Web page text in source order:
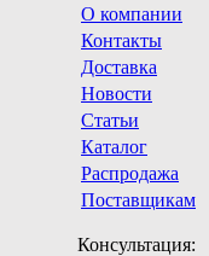
О компании
Контакты
Доставка
Новости
Статьи
Каталог
Распродажа
Поставщикам
Консультация: